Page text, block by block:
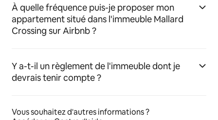
À quelle fréquence puis-je proposer mon
appartement situé dans l'immeuble Mallard
Crossing sur Airbnb ?
Y a-t-il un règlement de l'immeuble dont je
devrais tenir compte ?
Vous souhaitez d'autres informations ?